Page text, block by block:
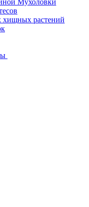
Мухоловки
хищных растений